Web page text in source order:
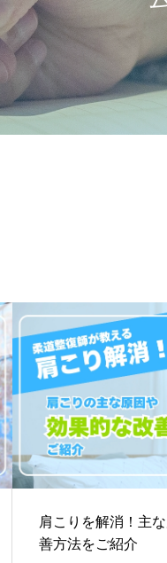
肩こりを解消！主
善方法をご紹介